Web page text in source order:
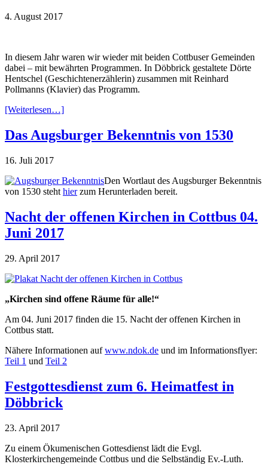
4. August 2017
In diesem Jahr waren wir wieder mit beiden Cottbuser Gemeinden
dabei – mit bewährten Programmen. In Döbbrick gestaltete Dörte
Hentschel (Geschichtenerzählerin) zusammen mit Reinhard
Pollmanns (Klavier) das Programm.
[Weiterlesen…]
Das Augsburger Bekenntnis von 1530
16. Juli 2017
Den Wortlaut des Augsburger Bekenntnis
von 1530 steht hierzum Herunterladen bereit.
Nacht der offenen Kirchen in Cottbus 04.
Juni 2017
29. April 2017
„Kirchen sind offene Räume für alle!“
Am 04. Juni 2017 finden die 15. Nacht der offenen Kirchen in
Cottbus statt.
Nähere Informationen aufwww.ndok.de und im Informationsflyer:
Teil 1 und Teil 2
Festgottesdienst zum 6. Heimatfest in
Döbbrick
23. April 2017
Zu einem Ökumenischen Gottesdienst lädt die Evgl.
Klosterkirchengemeinde Cottbus und die Selbständig Ev.-Luth.